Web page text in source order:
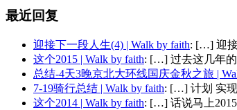
最近回复
迎接下一段人生(4) | Walk by faith: […] 迎
这个2015 | Walk by faith: […] 过去这几年的
总结-4天3晚京北大环线国庆金秋之旅 |
7-19骑行总结 | Walk by faith: […] 计划 实
这个2014 | Walk by faith: […] 话说马上